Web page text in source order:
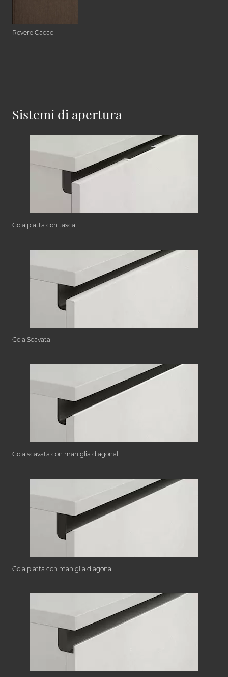
Rovere Cacao
Sistemi di apertura
Gola piatta con tasca
Gola Scavata
Gola scavata con maniglia diagonal
Gola piatta con maniglia diagonal